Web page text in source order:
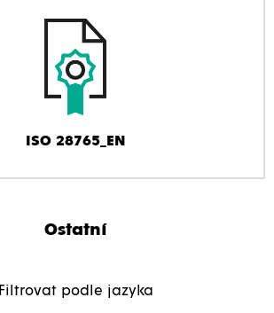
ISO 28765_EN
Ostatní
Filtrovat podle jazyka